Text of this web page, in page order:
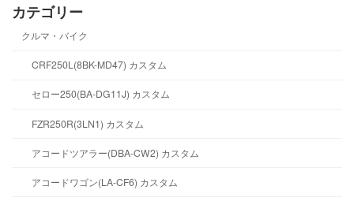
カテゴリー
クルマ・バイク
CRF250L(8BK-MD47) カスタム
セロー250(BA-DG11J) カスタム
FZR250R(3LN1) カスタム
アコードツアラー(DBA-CW2) カスタム
アコードワゴン(LA-CF6) カスタム